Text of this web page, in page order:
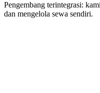
Pengembang terintegrasi:
dan mengelola sewa sendiri.